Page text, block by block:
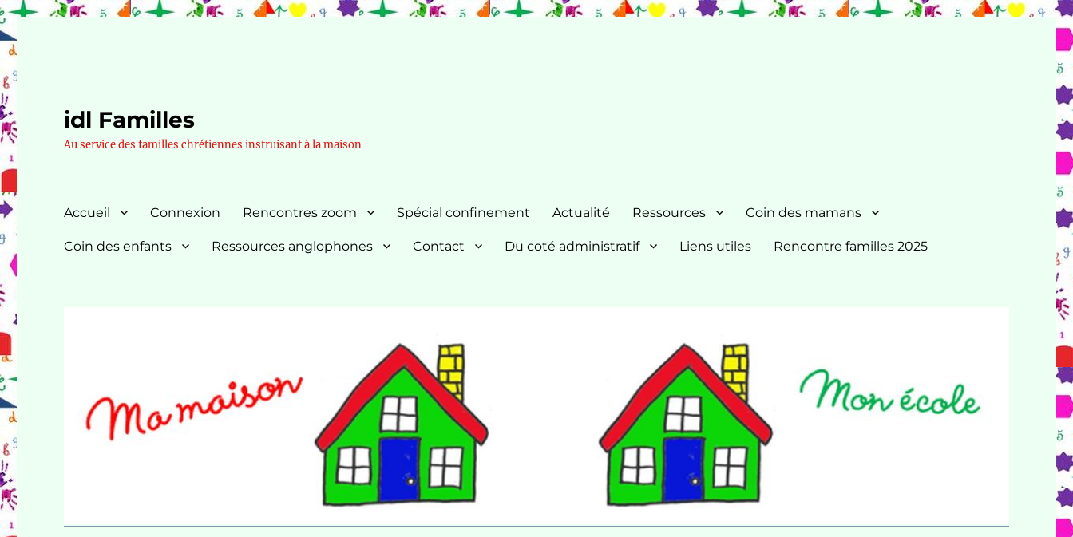
idl Familles
Au service des familles chrétiennes instruisant à la maison
Accueil Connexion Rencontres zoom Spécial confinement Actualité Ressources Coin des mamans
Coin des enfants Ressources anglophones Contact Du coté administratif Liens utiles Rencontre familles 2025